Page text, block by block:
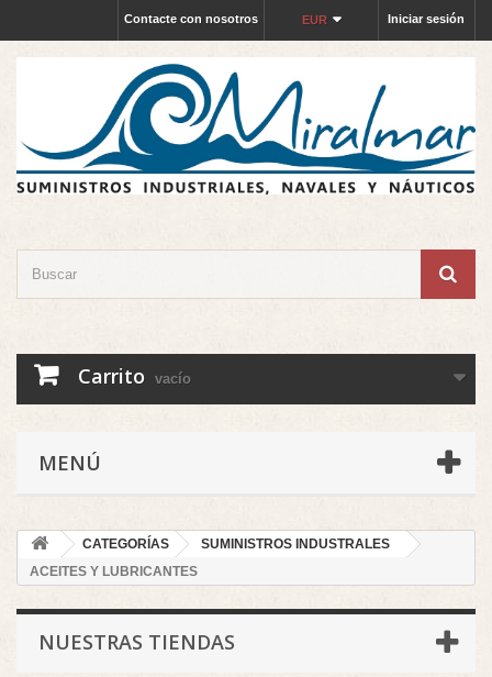
Iniciar sesión
EUR
Contacte con nosotros
Carrito vacío
MENÚ
CATEGORÍAS
SUMINISTROS INDUSTRALES
ACEITES Y LUBRICANTES
NUESTRAS TIENDAS